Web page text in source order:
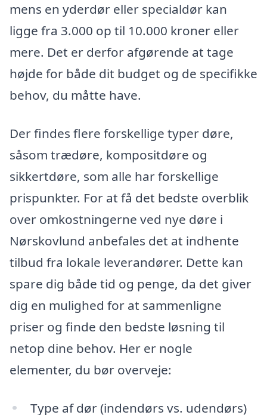
mens en yderdør eller specialdør kan
ligge fra 3.000 op til 10.000 kroner eller
mere. Det er derfor afgørende at tage
højde for både dit budget og de specifikke
behov, du måtte have.
Der findes flere forskellige typer døre,
såsom trædøre, kompositdøre og
sikkertdøre, som alle har forskellige
prispunkter. For at få det bedste overblik
over omkostningerne ved nye døre i
Nørskovlund anbefales det at indhente
tilbud fra lokale leverandører. Dette kan
spare dig både tid og penge, da det giver
dig en mulighed for at sammenligne
priser og finde den bedste løsning til
netop dine behov. Her er nogle
elementer, du bør overveje:
Type af dør (indendørs vs. udendørs)